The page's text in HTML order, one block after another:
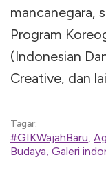
mancanegara,
Program
(Indonesian
Creative, dan
Tagar:
#GIKWajahBaru,
Budaya, Galeri